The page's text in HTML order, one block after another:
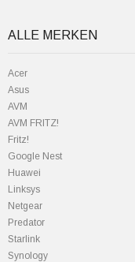
ALLE MERKEN
Acer
Asus
AVM
AVM FRITZ!
Fritz!
Google Nest
Huawei
Linksys
Netgear
Predator
StarIink
Synology